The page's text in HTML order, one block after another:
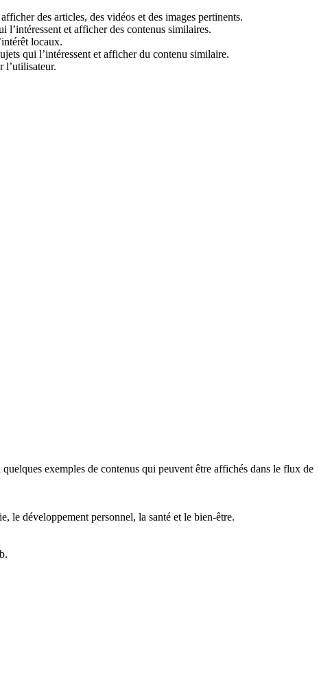
des articles, des vidéos et des images pertinents.
et afficher des contenus similaires.
locaux.
qui l’intéressent et afficher du contenu similaire.
l’utilisateur.
exemples de contenus qui peuvent être affichés dans le flux de
le développement personnel, la santé et le bien-être.